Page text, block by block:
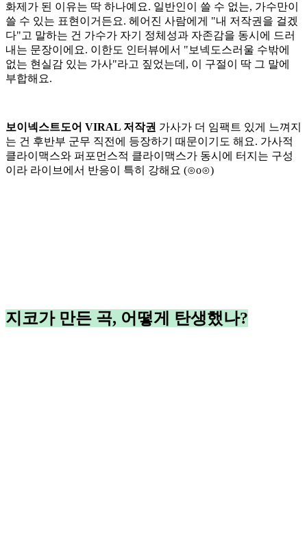
화제가 된 이유는 딱 하나예요. 일반인이 쓸 수 없는, 가수만이
쓸 수 있는 표현이거든요. 헤어진 사람에게 "내 저작권을 걸겠
다"고 말하는 건 가수가 자기 정체성과 자존감을 동시에 드러
내는 문장이에요. 이한도 인터뷰에서 "보넥도스러울 수밖에
없는 현실감 있는 가사"라고 짚었는데, 이 구절이 딱 그 말에
부합해요.
보이넥스트도어 VIRAL 저작권 가사가 더 임팩트 있게 느껴지
는 건 후반부 군무 직전에 등장하기 때문이기도 해요. 가사적
클라이맥스와 퍼포먼스적 클라이맥스가 동시에 터지는 구성
이라 라이브에서 반응이 특히 강해요 (⊙o⊙)
지코가 만든 곡, 어떻게 탄생했나?